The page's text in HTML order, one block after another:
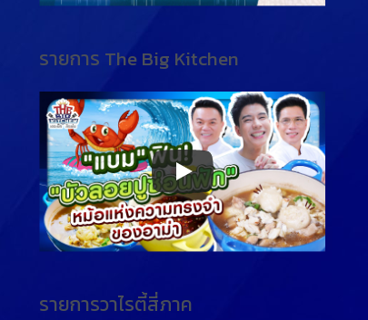
รายการ The Big Kitchen
รายการวาไรตี้สี่ภาค